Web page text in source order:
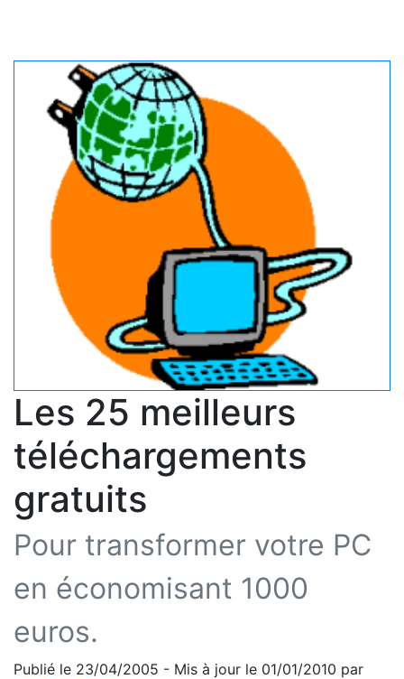
Les 25 meilleurs
téléchargements
gratuits
Pour transformer votre PC
en économisant 1000
euros.
Publié le 23/04/2005 - Mis à jour le 01/01/2010 par